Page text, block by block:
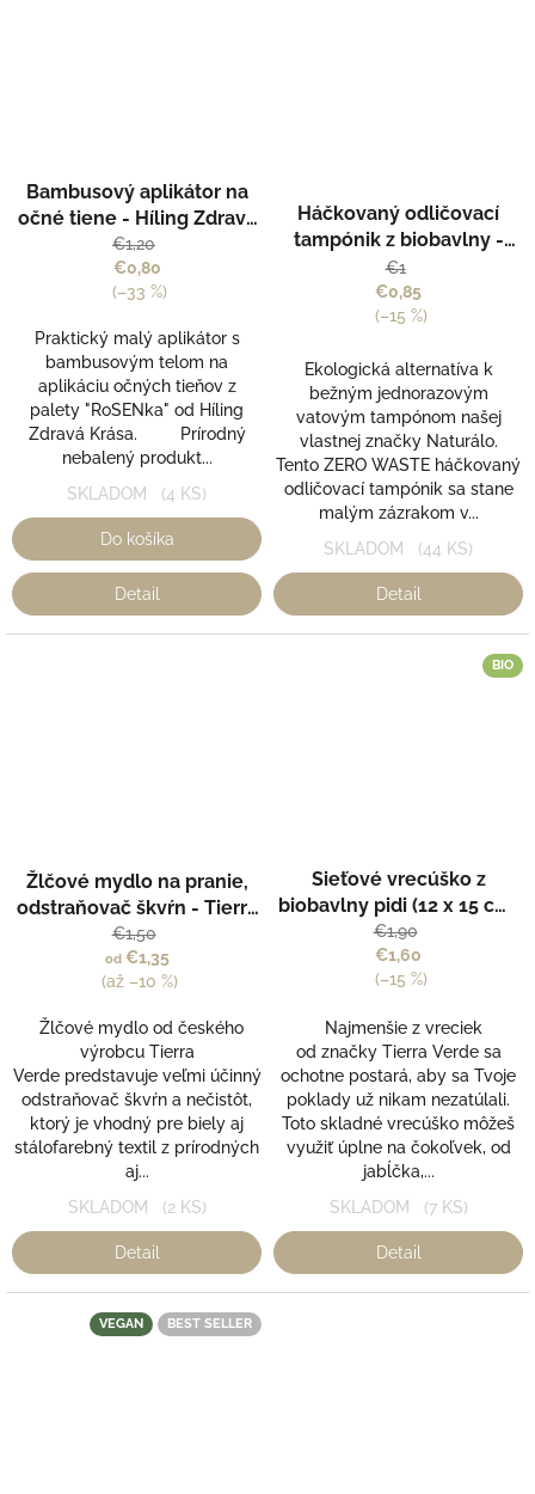
Bambusový aplikátor na
očné tiene - Híling Zdravá
Krása
€1,20
€0,80
(–33 %)
Praktický malý aplikátor s
bambusovým telom na
aplikáciu očných tieňov z
palety "RoSENka" od Híling
Zdravá Krása. Prírodný
nebalený produkt...
SKLADOM (4 KS)
Do košíka
Detail
hodnotenie
produktu
z
5
Háčkovaný odličovací
tampónik z biobavlny -
Naturálno
€1
€0,85
(–15 %)
Ekologická alternatíva k
bežným jednorazovým
vatovým tampónom našej
vlastnej značky Naturálo.
Tento ZERO WASTE háčkovaný
odličovací tampónik sa stane
malým zázrakom v...
SKLADOM (44 KS)
Detail
hodnotenie
produktu
je
5,0
z
hviezdičiek.
Žlčové mydlo na pranie,
odstraňovač škvŕn - Tierra
Verde
€1,50
od€1,35
(až –10 %)
Žlčové mydlo od českého
výrobcu Tierra
Verde predstavuje veľmi účinný
odstraňovač škvŕn a nečistôt,
ktorý je vhodný pre biely aj
stálofarebný textil z prírodných
aj...
SKLADOM (2 KS)
Detail
BIO
Sieťové vrecúško z
biobavlny pidi (12 x 15 cm)
- Tierra Verde
€1,90
€1,60
(–15 %)
Najmenšie z vreciek
od značky Tierra Verde sa
ochotne postará, aby sa Tvoje
poklady už nikam nezatúlali.
Toto skladné vrecúško môžeš
využiť úplne na čokoľvek, od
jabĺčka,...
SKLADOM (7 KS)
Detail
VEGAN BEST SELLER